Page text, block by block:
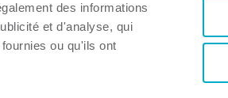
des informations
et d'analyse, qui
ou qu'ils ont